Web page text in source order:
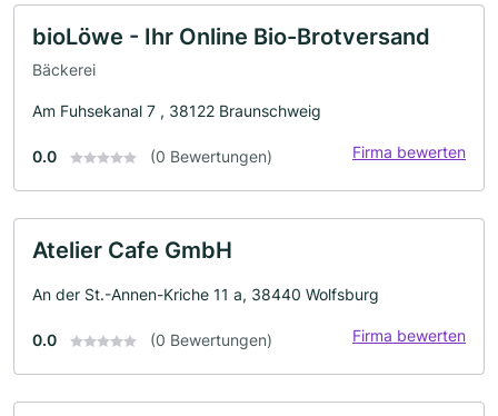
bioLöwe - Ihr Online Bio-Brotversand
Bäckerei
Am Fuhsekanal 7 , 38122 Braunschweig
0.0 (0 Bewertungen) Firma bewerten
Atelier Cafe GmbH
An der St.-Annen-Kriche 11 a, 38440 Wolfsburg
0.0 (0 Bewertungen) Firma bewerten